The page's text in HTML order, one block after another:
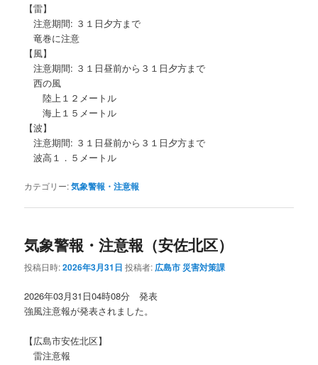
【雷】
注意期間: ３１日夕方まで
竜巻に注意
【風】
注意期間: ３１日昼前から３１日夕方まで
西の風
陸上１２メートル
海上１５メートル
【波】
注意期間: ３１日昼前から３１日夕方まで
波高１．５メートル
カテゴリー:気象警報・注意報
気象警報・注意報（安佐北区）
投稿日時:2026年3月31日 投稿者: 広島市 災害対策課
2026年03月31日04時08分 発表
強風注意報が発表されました。
【広島市安佐北区】
雷注意報